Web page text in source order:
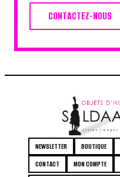
CONTACTEZ-NOUS
NEWSLETTER BOUTIQUE
CONTACT
MON COMPTE